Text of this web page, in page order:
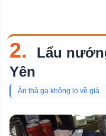
2.
Lẩu
Yên
Ăn thả ga không lo về giá